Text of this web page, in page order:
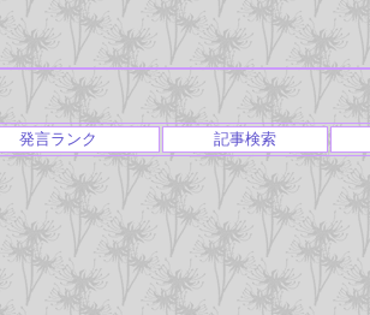
発言ランク 記事検索